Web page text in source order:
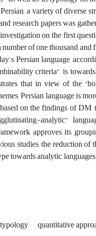
a variety of diverse
research papers was
on the first
of one thousand
Persian language,
criteria”, is
that in view of the
Persian language is
on the findings of
analytic”
approves its
studies, the reduction of
towards analytic
quantitative